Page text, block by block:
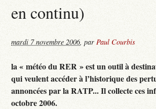
en continu)
mardi 7 novembre 2006,parPaul Courbis
la « météo du RER » est un outil à
qui veulent accéder à l’historique des
annoncées par la RATP... Il collecte ces
octobre 2006.